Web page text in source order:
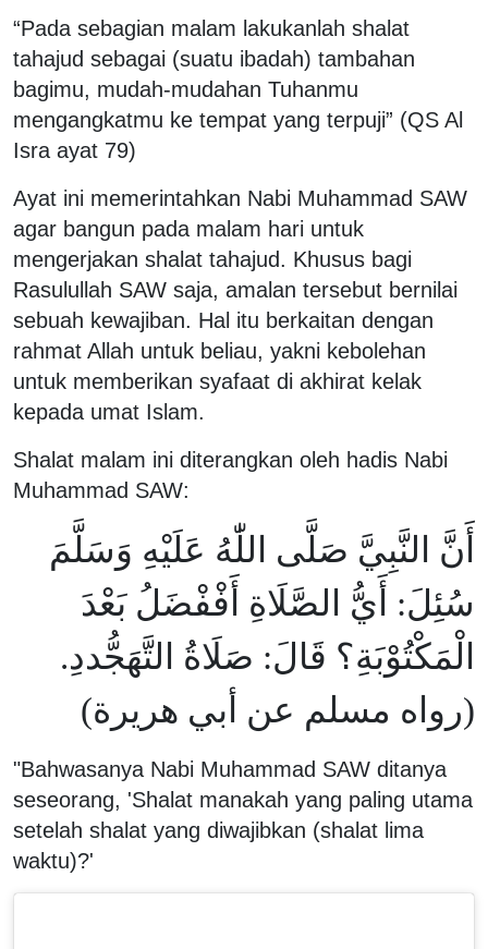
“Pada sebagian malam lakukanlah shalat
tahajud sebagai (suatu ibadah) tambahan
bagimu, mudah-mudahan Tuhanmu
mengangkatmu ke tempat yang terpuji” (QS Al
Isra ayat 79)
Ayat ini memerintahkan Nabi Muhammad SAW
agar bangun pada malam hari untuk
mengerjakan shalat tahajud. Khusus bagi
Rasulullah SAW saja, amalan tersebut bernilai
sebuah kewajiban. Hal itu berkaitan dengan
rahmat Allah untuk beliau, yakni kebolehan
untuk memberikan syafaat di akhirat kelak
kepada umat Islam.
Shalat malam ini diterangkan oleh hadis Nabi
Muhammad SAW:
أَنَّ النَّبِيَّ صَلَّى اللّٰهُ عَلَيْهِ وَسَلَّمَ
سُئِلَ: أَيُّ الصَّلَاةِ أَفْفْضَلُ بَعْدَ
الْمَكْتُوْبَةِ؟ قَالَ: صَلَاةُ التَّهَجُّددِ.
(رواه مسلم عن أبي هريرة)
"Bahwasanya Nabi Muhammad SAW ditanya
seseorang, 'Shalat manakah yang paling utama
setelah shalat yang diwajibkan (shalat lima
waktu)?'